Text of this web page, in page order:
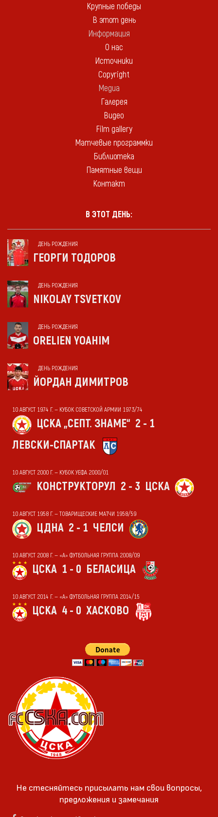
Крупные победы
В этот день
Информация
О нас
Источники
Copyright
Медиа
Галерея
Видео
Film gallery
Матчевые программки
Библиотека
Памятные вещи
Контакт
В ЭТОТ ДЕНЬ:
ДЕНЬ РОЖДЕНИЯ
ГЕОРГИ ТОДОРОВ
ДЕНЬ РОЖДЕНИЯ
NIKOLAY TSVETKOV
ДЕНЬ РОЖДЕНИЯ
ORELIEN YOAHIM
ДЕНЬ РОЖДЕНИЯ
ЙОРДАН ДИМИТРОВ
10 АВГУСТ 1974 Г. — КУБОК СОВЕТСКОЙ АРМИИ 1973/74
ЦСКА „СЕПТ. ЗНАМЕ“ 2 - 1
ЛЕВСКИ-СПАРТАК
10 АВГУСТ 2000 Г. — КУБОК УЕФА 2000/01
КОНСТРУКТОРУЛ 2 - 3 ЦСКА
10 АВГУСТ 1958 Г. — ТОВАРИЩЕСКИЕ МАТЧИ 1958/59
ЦДНА 2 - 1 ЧЕЛСИ
10 АВГУСТ 2008 Г. — «А» ФУТБОЛЬНАЯ ГРУППА 2008/09
ЦСКА 1 - 0 БЕЛАСИЦА
10 АВГУСТ 2014 Г. — «А» ФУТБОЛЬНАЯ ГРУППА 2014/15
ЦСКА 4 - 0 ХАСКОВО
Не стесняйтесь присылать нам свои вопросы,
предложения и замечания